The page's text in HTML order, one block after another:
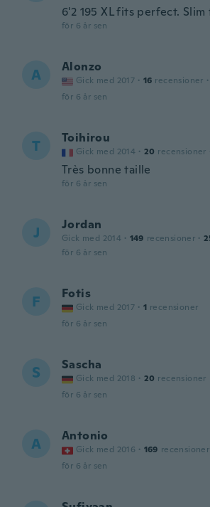
6'2 195 XL fits perfect.
för 6 år sen
A Alonzo
Gick med 2017 · 16 recensioner ·
för 6 år sen
T Toihirou
Gick med 2014 · 20 recensioner
Très bonne taille
för 6 år sen
J Jordan
Gick med 2014 · 149 recensioner ·
för 6 år sen
F Fotis
Gick med 2017 · 1 recensioner
för 6 år sen
S Sascha
Gick med 2018 · 20 recensioner
för 6 år sen
A Antonio
Gick med 2016 · 169 recensioner
för 6 år sen